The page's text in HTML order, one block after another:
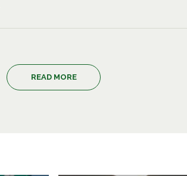
READ MORE